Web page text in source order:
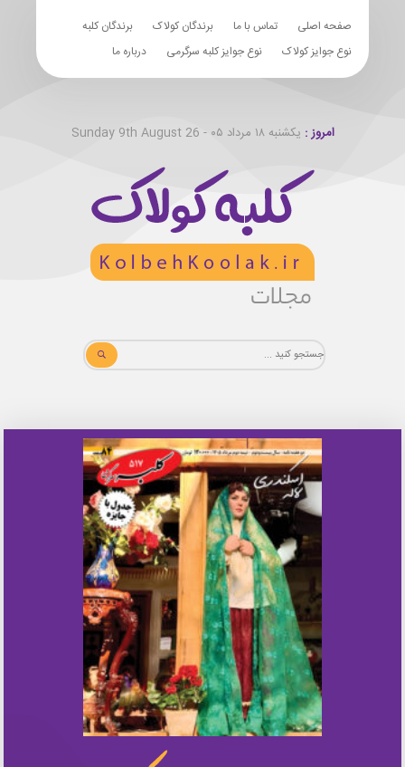
صفحه اصلی تماس با ما برندگان کولاک
برندگان کلبه
نوع جوایز کولاک
نوع جوایز کلبه سرگرمی درباره ما
امروز : یکشنبه ۱۸ مرداد ۰۵ - Sunday 9th August 26